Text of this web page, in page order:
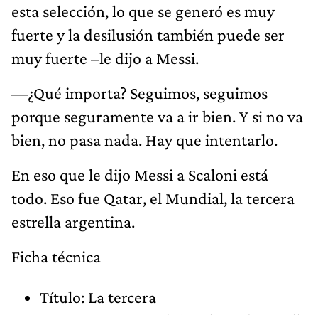
esta selección, lo que se generó es muy
fuerte y la desilusión también puede ser
muy fuerte –le dijo a Messi.
—¿Qué importa? Seguimos, seguimos
porque seguramente va a ir bien. Y si no va
bien, no pasa nada. Hay que intentarlo.
En eso que le dijo Messi a Scaloni está
todo. Eso fue Qatar, el Mundial, la tercera
estrella argentina.
Ficha técnica
Título: La tercera